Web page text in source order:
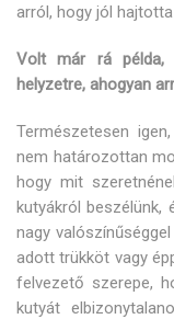
arról, hogy jól
Volt már rá példa,
helyzetre, ahogyan
Természetesen
nem határozottan
hogy mit
kutyákról beszélünk,
nagy
adott trükköt vagy
felvezető szerepe,
kutyát